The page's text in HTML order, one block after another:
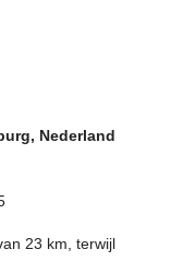
Nederland
23 km, terwijl